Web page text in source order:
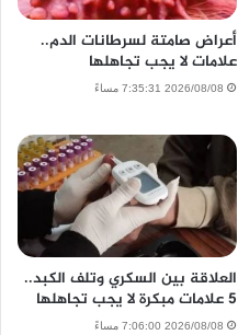
أعراض صامتة لسرطانات الدم..
علامات لا يجب تجاهلها
2026/08/08 7:35:31 مساءً
العلاقة بين السكري وتلف الكبد..
5 علامات مبكرة لا يجب تجاهلها
2026/08/08 7:06:00 مساءً